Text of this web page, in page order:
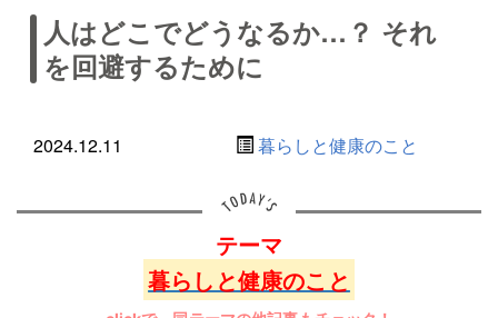
人はどこでどうなるか…？ それ
を回避するために
2024.12.11 暮らしと健康のこと
テーマ
暮らしと健康のこと